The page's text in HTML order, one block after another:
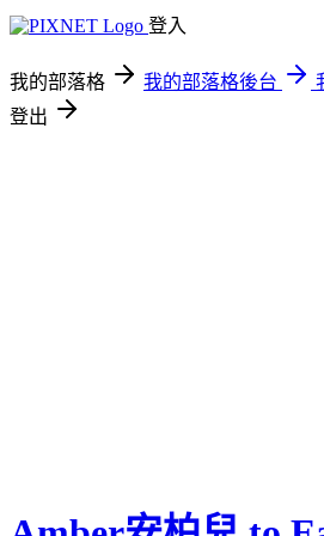
登入
我的部落格 我的部落格後台
登出